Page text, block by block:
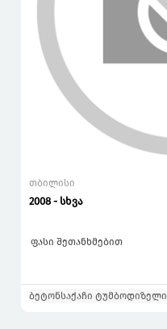
თბილისი
2008 - სხვა
ფასი შეთანხმებით
ბეტონსაქაჩი ტუმბოდიზელი